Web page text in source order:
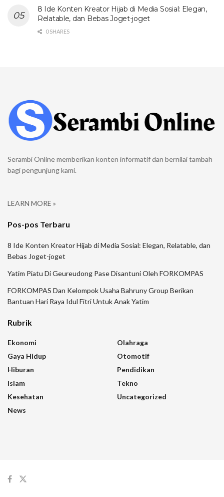
8 Ide Konten Kreator Hijab di Media Sosial: Elegan,
Relatable, dan Bebas Joget-joget
0 SHARES
Serambi Online memberikan konten informatif dan bernilai tambah
bagi pengunjung kami.
LEARN MORE »
Pos-pos Terbaru
8 Ide Konten Kreator Hijab di Media Sosial: Elegan, Relatable, dan
Bebas Joget-joget
Yatim Piatu Di Geureudong Pase Disantuni Oleh FORKOMPAS
FORKOMPAS Dan Kelompok Usaha Bahruny Group Berikan
Bantuan Hari Raya Idul Fitri Untuk Anak Yatim
Rubrik
Ekonomi
Gaya Hidup
Hiburan
Islam
Kesehatan
News
Olahraga
Otomotif
Pendidikan
Tekno
Uncategorized